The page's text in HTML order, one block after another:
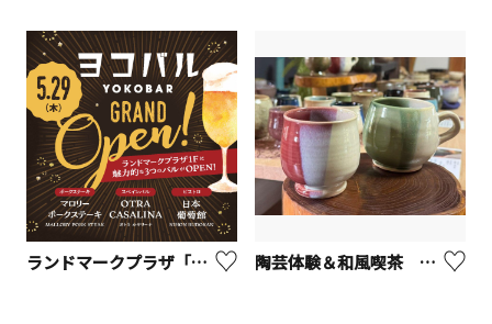
ランドマークプラザ「ヨコバル」 陶芸体験＆和風喫茶 ひばり茶寮【座間市】